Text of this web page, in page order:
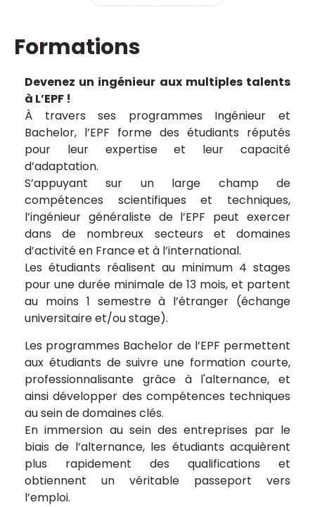
Formations
Devenez un ingénieur aux multiples talents
à L’EPF !
À travers ses programmes Ingénieur et
Bachelor, l’EPF forme des étudiants réputés
pour leur expertise et leur capacité
d’adaptation.
S’appuyant sur un large champ de
compétences scientifiques et techniques,
l’ingénieur généraliste de l’EPF peut exercer
dans de nombreux secteurs et domaines
d’activité en France et à l’international.
Les étudiants réalisent au minimum 4 stages
pour une durée minimale de 13 mois, et partent
au moins 1 semestre à l’étranger (échange
universitaire et/ou stage).
Les programmes Bachelor de l’EPF permettent
aux étudiants de suivre une formation courte,
professionnalisante grâce à l'alternance, et
ainsi développer des compétences techniques
au sein de domaines clés.
En immersion au sein des entreprises par le
biais de l’alternance, les étudiants acquièrent
plus rapidement des qualifications et
obtiennent un véritable passeport vers
l’emploi.